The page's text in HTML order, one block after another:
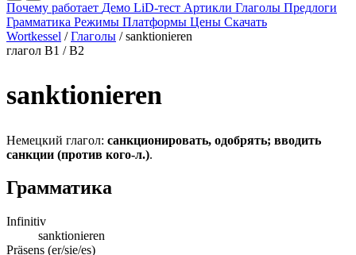
Почему работает Демо LiD-тест Артикли Глаголы Предлоги
Грамматика Режимы Платформы Цены Скачать
Wortkessel / Глаголы / sanktionieren
глагол B1 / B2
sanktionieren
Немецкий глагол: санкционировать, одобрять; вводить
санкции (против кого-л.).
Грамматика
Infinitiv
sanktionieren
Präsens (er/sie/es)